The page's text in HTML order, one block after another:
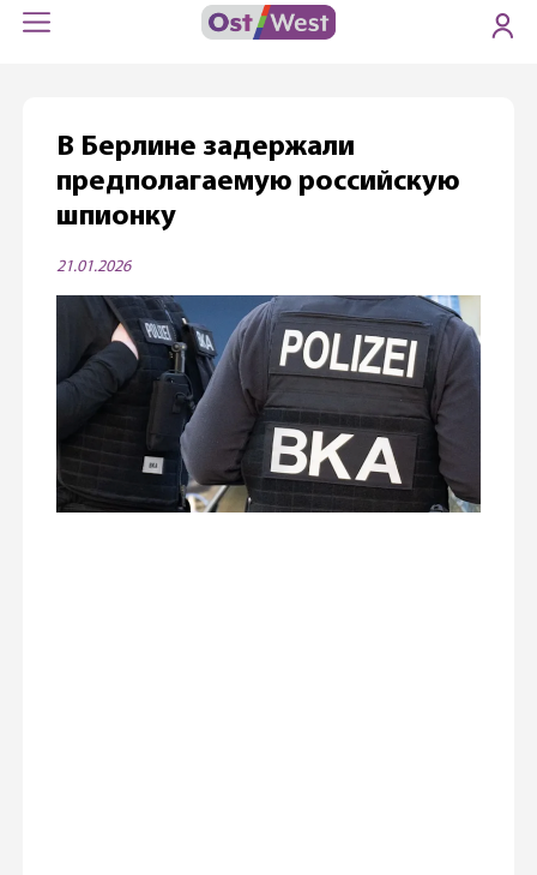
В Берлине задержали
предполагаемую российскую
шпионку
21.01.2026